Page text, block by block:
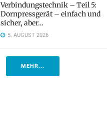
Verbindungstechnik – Teil 5:
Dornpressgerät – einfach und
sicher, aber…
5. AUGUST 2026
MEHR...